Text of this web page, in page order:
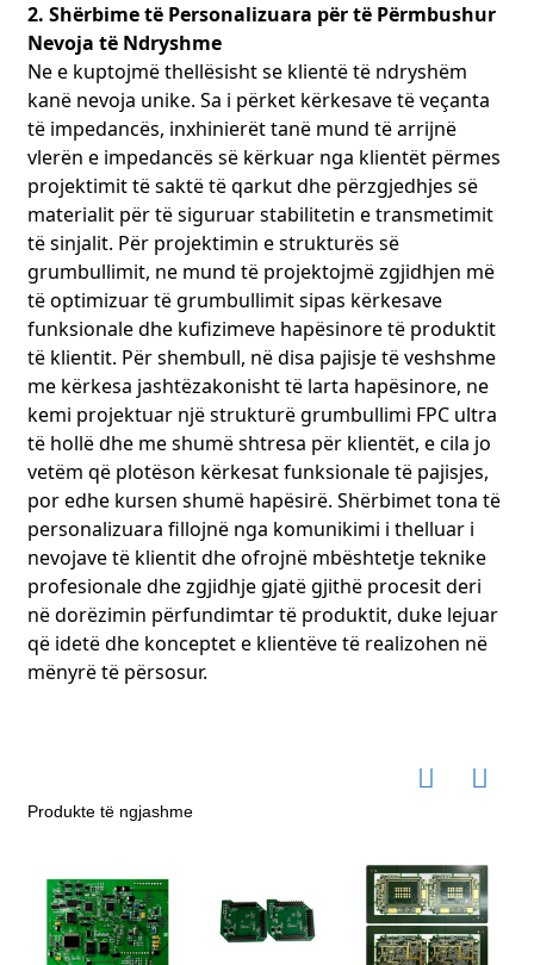
2. Shërbime të Personalizuara për të Përmbushur
Nevoja të Ndryshme
Ne e kuptojmë thellësisht se klientë të ndryshëm
kanë nevoja unike. Sa i përket kërkesave të veçanta
të impedancës, inxhinierët tanë mund të arrijnë
vlerën e impedancës së kërkuar nga klientët përmes
projektimit të saktë të qarkut dhe përzgjedhjes së
materialit për të siguruar stabilitetin e transmetimit
të sinjalit. Për projektimin e strukturës së
grumbullimit, ne mund të projektojmë zgjidhjen më
të optimizuar të grumbullimit sipas kërkesave
funksionale dhe kufizimeve hapësinore të produktit
të klientit. Për shembull, në disa pajisje të veshshme
me kërkesa jashtëzakonisht të larta hapësinore, ne
kemi projektuar një strukturë grumbullimi FPC ultra
të hollë dhe me shumë shtresa për klientët, e cila jo
vetëm që plotëson kërkesat funksionale të pajisjes,
por edhe kursen shumë hapësirë. Shërbimet tona të
personalizuara fillojnë nga komunikimi i thelluar i
nevojave të klientit dhe ofrojnë mbështetje teknike
profesionale dhe zgjidhje gjatë gjithë procesit deri
në dorëzimin përfundimtar të produktit, duke lejuar
që idetë dhe konceptet e klientëve të realizohen në
mënyrë të përsosur.
Produkte të ngjashme